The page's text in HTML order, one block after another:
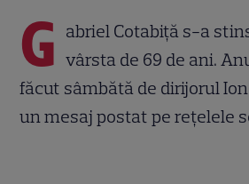
G abriel Cotabiță s-a
vârsta de 69 de ani.
făcut sâmbătă de dirijorul
un mesaj postat pe rețelele